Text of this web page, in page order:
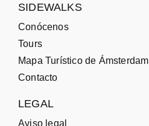
SIDEWALKS
Conócenos
Tours
Mapa Turístico de Ámsterdam
Contacto
LEGAL
Aviso legal